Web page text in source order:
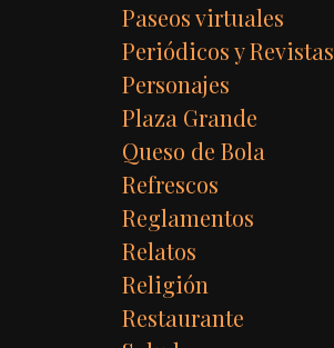
Paseos virtuales
Periódicos y Revistas
Personajes
Plaza Grande
Queso de Bola
Refrescos
Reglamentos
Relatos
Religión
Restaurante